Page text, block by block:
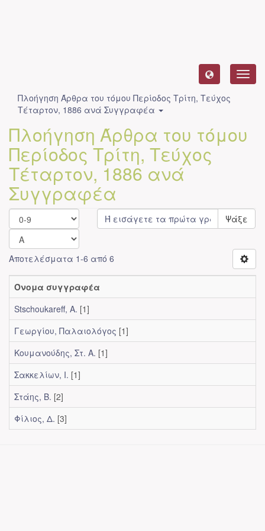
Πλοήγηση Άρθρα του τόμου Περίοδος Τρίτη, Τεύχος
Τέταρτον, 1886 ανά Συγγραφέα
Πλοήγηση Άρθρα του τόμου
Περίοδος Τρίτη, Τεύχος
Τέταρτον, 1886 ανά
Συγγραφέα
Ψάξε
Αποτελέσματα 1-6 από 6
Όνομα συγγραφέα
Stschoukareff, A. [1]
Γεωργίου, Παλαιολόγος [1]
Κουμανούδης, Στ. Α. [1]
Σακκελίων, Ι. [1]
Στάης, Β. [2]
Φίλιος, Δ. [3]